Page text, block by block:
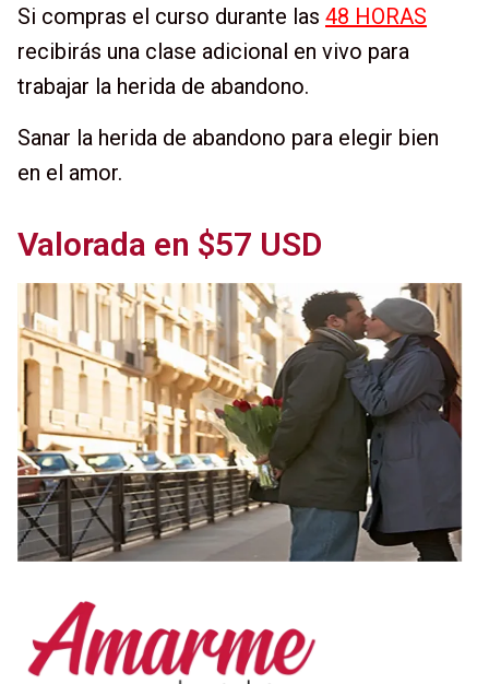
Si compras el curso durante las 48 HORAS
recibirás una clase adicional en vivo para
trabajar la herida de abandono.
Sanar la herida de abandono para elegir bien
en el amor.
Valorada en $57 USD